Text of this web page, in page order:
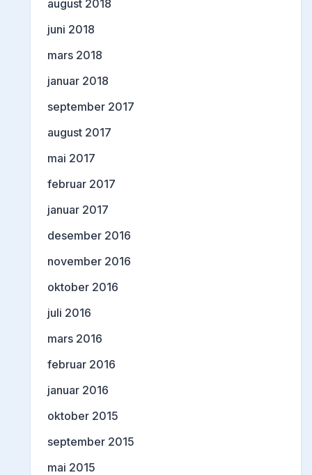
august 2018
juni 2018
mars 2018
januar 2018
september 2017
august 2017
mai 2017
februar 2017
januar 2017
desember 2016
november 2016
oktober 2016
juli 2016
mars 2016
februar 2016
januar 2016
oktober 2015
september 2015
mai 2015